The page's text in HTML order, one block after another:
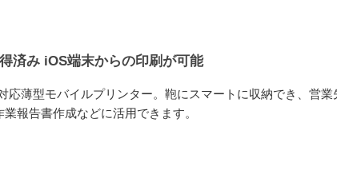
済み iOS端末からの印刷が可能
応薄型モバイルプリンター。鞄にスマートに収納でき、営業
報告書作成などに活用できます。